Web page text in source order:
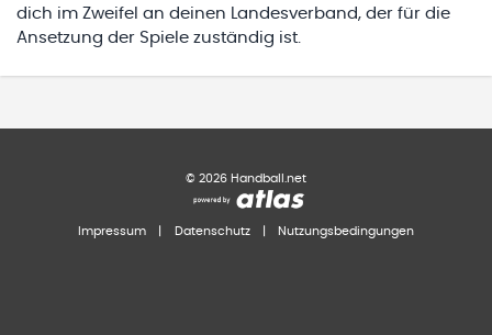
dich im Zweifel an deinen Landesverband, der für die
Ansetzung der Spiele zuständig ist.
© 2026 Handball.net
Impressum Datenschutz Nutzungsbedingungen